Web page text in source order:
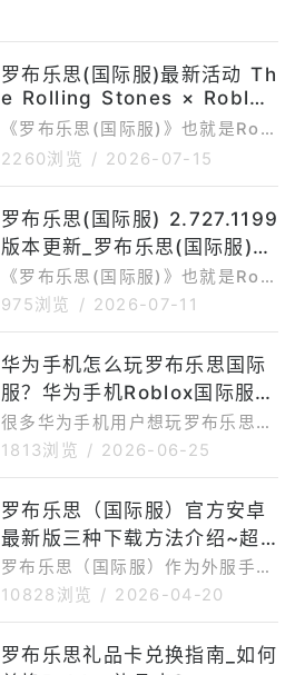
罗布乐思(国际服)最新活动 Th
e Rolling Stones × Roblox
联动活动 和 Roblox Inspire
2026 创作者活动
《罗布乐思(国际服)》也就是Robl
ox国际服，是一个集合多人游戏、
oblox活动更新频率较高，玩家在
参加活动时需要注意活动时间，优
先参加正在进行中或即将开始的活
动，已经结束的活动则不建议再作
为重点参与。截至目前，比较值得
关注的进行中/即将开始活动主要
有TheRollingStones×Roblox
联动活动和RobloxInspire20
2260浏览 / 2026-07-15
罗布乐思(国际服) 2.727.1199
版本更新_罗布乐思(国际服)2.
727.1199最新版下载安装
《罗布乐思(国际服)》也就是Robl
ox国际服，是一款集合多人在线、
OurPlay页面信息，当前OurPlay
收录的Roblox罗布乐思国际服最
新官方版为v2.727.1199；第三方
版本记录页面也显示，Roblox2.7
27.1199于2026年6月26日发布，
罗布乐思(国际服)2.727.1199
975浏览 / 2026-07-11
华为手机怎么玩罗布乐思国际
服？华为手机Roblox国际服下
载安装运行攻略
很多华为手机用户想玩罗布乐思国
际服Roblox，却经常遇到无法直
慢、进入地图卡顿等问题。造成这
些情况的主要原因在于，Roblox
国际服对谷歌运行环境和海外网络
连接都有一定要求，而华为手机本
身通常不自带完整的谷歌服务框
兼容或运行问题。针对华为手机用
1813浏览 / 2026-06-25
罗布乐思（国际服）官方安卓
最新版三种下载方法介绍~超
详细
罗布乐思（国际服）作为外服手
游，在国内下载安装存在一定门
可能不够稳定，下载过程中容易出
10828浏览 / 2026-04-20
罗布乐思礼品卡兑换指南_如何